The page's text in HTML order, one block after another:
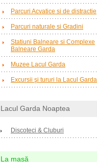
Parcuri Acvatice si de distractie
Parcuri naturale si Gradini
Statiuni Balneare si Complexe
Balneare Garda
Muzee Lacul Garda
Excursii şi tururi la Lacul Garda
Lacul Garda Noaptea
Discoteci & Cluburi
La masă